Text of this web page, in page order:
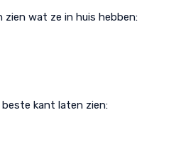
zien wat ze in huis hebben:
kant laten zien: